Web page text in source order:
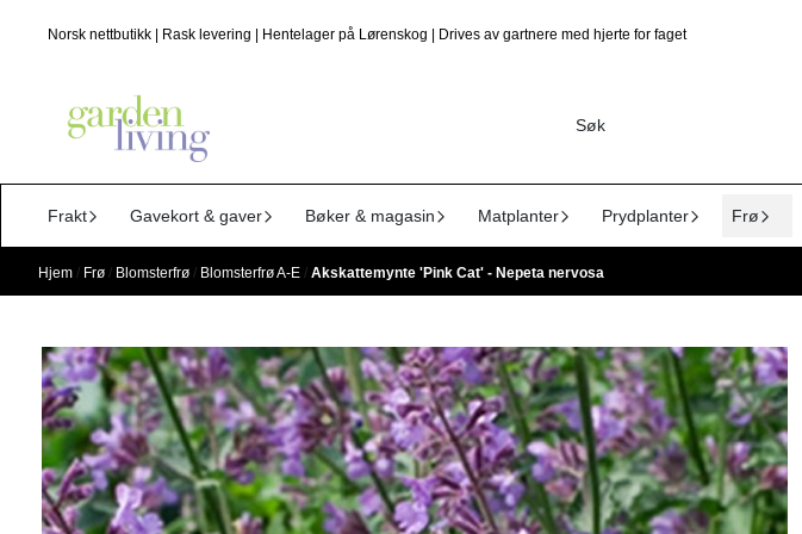
Norsk nettbutikk | Rask levering | Hentelager på Lørenskog | Drives av gartnere med hjerte for faget
Frakt Gavekort & gaver Bøker & magasin Matplanter Prydplanter Frø
Hjem / Frø / Blomsterfrø / Blomsterfrø A-E / Akskattemynte 'Pink Cat' - Nepeta nervosa